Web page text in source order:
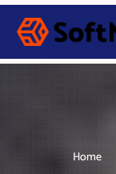
S
p
Home